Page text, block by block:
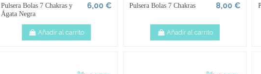
Pulsera Bolas 7 Chakras y
Ágata Negra
6,00 €
Añadir al carrito
Pulsera Bolas 7 Chakras 8,00 €
Añadir al carrito